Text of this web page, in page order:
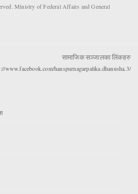
Ministry of Federal Affairs and General
सामाजिक सञ्जालका लिंकहरु
www.facebook.com/hanspurnagarpalika.dhanusha.3/